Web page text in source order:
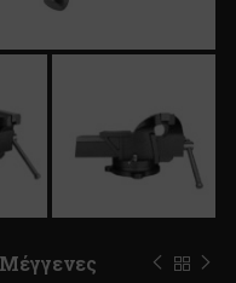
Μέγγενες